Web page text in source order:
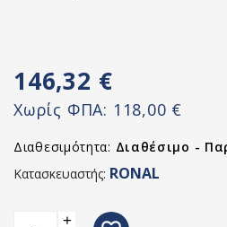
146,32 €
Χωρίς ΦΠΑ: 118,00 €
Διαθεσιμότητα: Διαθέσιμο -
Κατασκευαστής: RONAL
+